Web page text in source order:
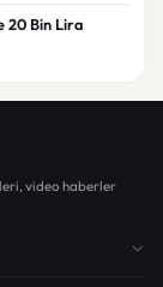
20 Bin Lira
video haberler